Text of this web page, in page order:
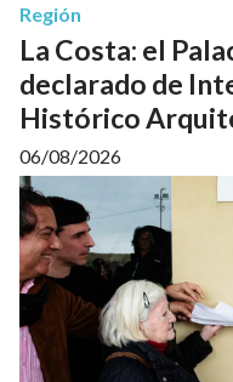
La Costa: el
declarado de
Histórico
Región
06/08/2026